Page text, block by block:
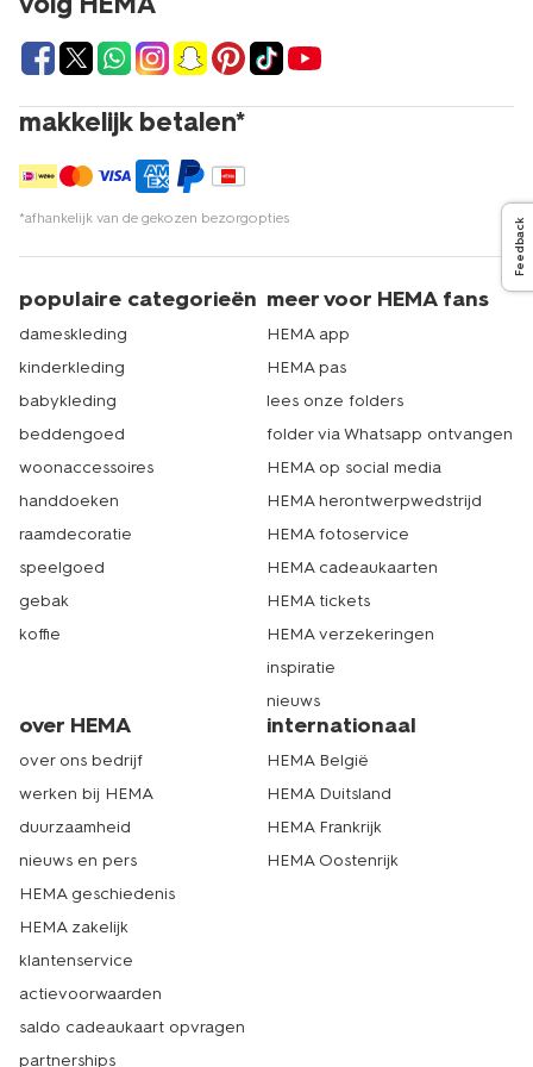
Feedback
damesstrings en andere items daar te kopen. We
hebben 500 winkels in heel Nederland. Er is dus vast een
HEMA dichtbij te vinden. Echt HEMA.
makkelijk betalen*
*afhankelijk van de gekozen bezorgopties
populaire categorieën
dameskleding
kinderkleding
babykleding
beddengoed
woonaccessoires
handdoeken
raamdecoratie
speelgoed
gebak
koffie
meer voor HEMA fans
HEMA app
HEMA pas
lees onze folders
folder via Whatsapp ontvangen
HEMA op social media
HEMA herontwerpwedstrijd
HEMA fotoservice
HEMA cadeaukaarten
HEMA tickets
HEMA verzekeringen
inspiratie
nieuws
over HEMA
over ons bedrijf
werken bij HEMA
duurzaamheid
nieuws en pers
HEMA geschiedenis
HEMA zakelijk
klantenservice
actievoorwaarden
saldo cadeaukaart opvragen
partnerships
internationaal
HEMA België
HEMA Duitsland
HEMA Frankrijk
HEMA Oostenrijk